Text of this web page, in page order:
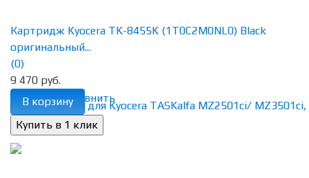
избранное сравнить
Картридж Kyocera TK-8455K (1T0C2M0NL0) Black
оригинальный...
(0)
9 470 руб.
В корзину